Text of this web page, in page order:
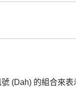
(Dah) 的組合來